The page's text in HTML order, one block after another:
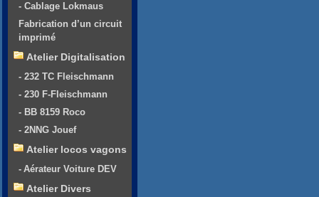
- Cablage Lokmaus
Fabrication d’un circuit
imprimé
Atelier Digitalisation
- 232 TC Fleischmann
- 230 F-Fleischmann
- BB 8159 Roco
- 2NNG Jouef
Atelier locos vagons
- Aérateur Voiture DEV
Atelier Divers